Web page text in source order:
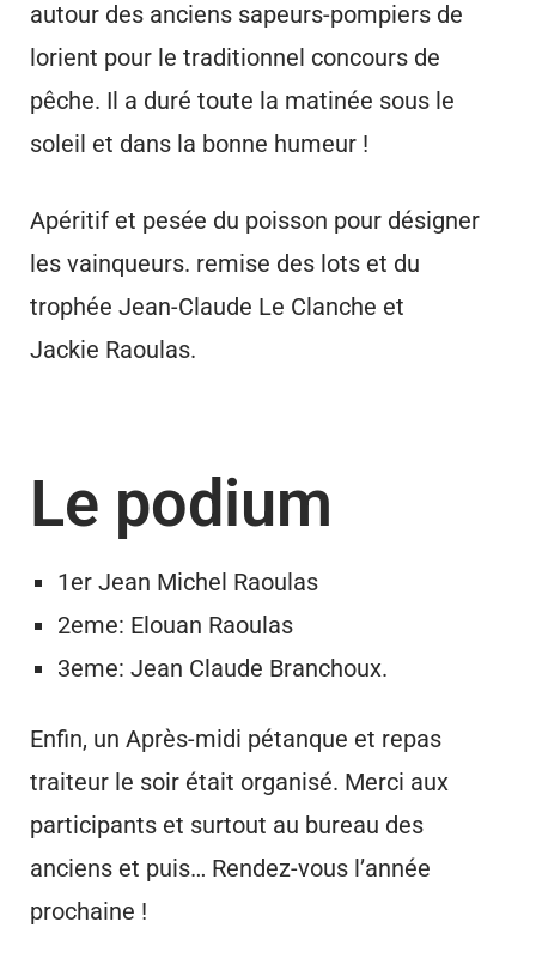
autour des anciens sapeurs-pompiers de
lorient pour le traditionnel concours de
pêche. Il a duré toute la matinée sous le
soleil et dans la bonne humeur !
Apéritif et pesée du poisson pour désigner
les vainqueurs. remise des lots et du
trophée Jean-Claude Le Clanche et
Jackie Raoulas.
Le podium
1er Jean Michel Raoulas
2eme: Elouan Raoulas
3eme: Jean Claude Branchoux.
Enfin, un Après-midi pétanque et repas
traiteur le soir était organisé. Merci aux
participants et surtout au bureau des
anciens et puis… Rendez-vous l’année
prochaine !